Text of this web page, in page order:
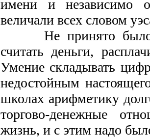
имени и независимо
величали всех словом
Не принято было
считать деньги,
Умение складывать
недостойным
школах арифметику
торгово-денежные
жизнь, и с этим надо